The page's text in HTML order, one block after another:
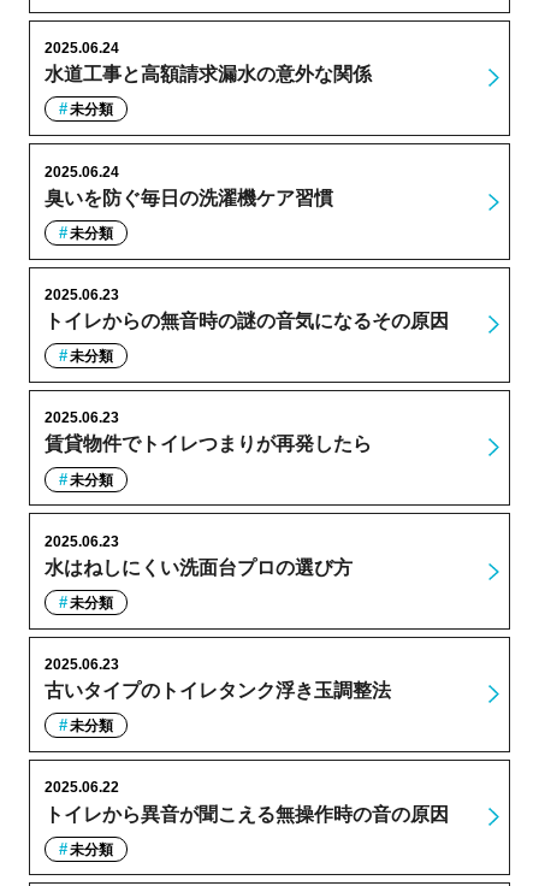
水道工事と高額請求漏水の意外な関係
2025.06.24
未分類
臭いを防ぐ毎日の洗濯機ケア習慣
2025.06.24
未分類
トイレからの無音時の謎の音気になるその原因
2025.06.23
未分類
賃貸物件でトイレつまりが再発したら
2025.06.23
未分類
水はねしにくい洗面台プロの選び方
2025.06.23
未分類
古いタイプのトイレタンク浮き玉調整法
2025.06.23
未分類
トイレから異音が聞こえる無操作時の音の原因
2025.06.22
未分類